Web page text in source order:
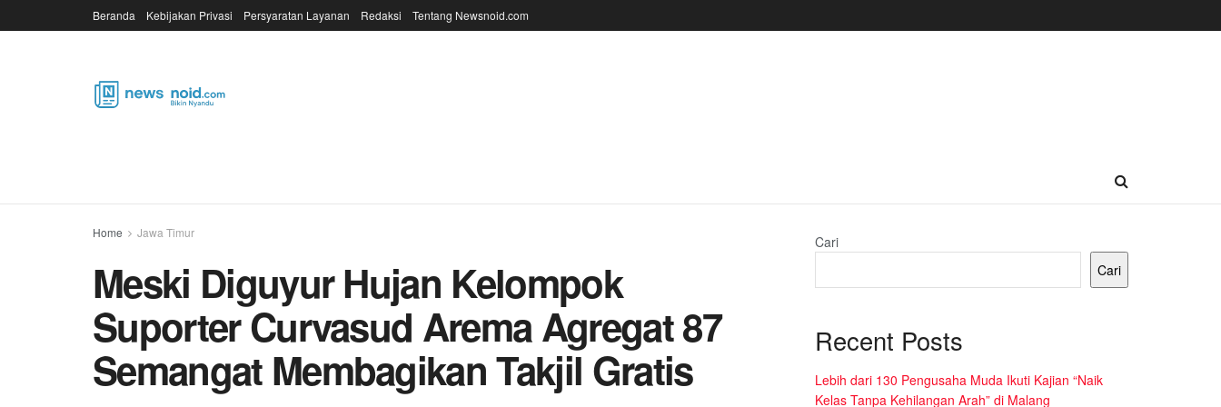
Beranda Kebijakan Privasi Persyaratan Layanan Redaksi Tentang Newsnoid.com
Home Jawa Timur
Meski Diguyur Hujan Kelompok
Suporter Curvasud Arema Agregat 87
Semangat Membagikan Takjil Gratis
Cari
Cari
Recent Posts
Lebih dari 130 Pengusaha Muda Ikuti Kajian “Naik
Kelas Tanpa Kehilangan Arah” di Malang